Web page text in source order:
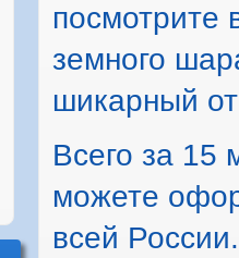
посмотрите
земного
шикарный
Всего за 15
можете
всей России.